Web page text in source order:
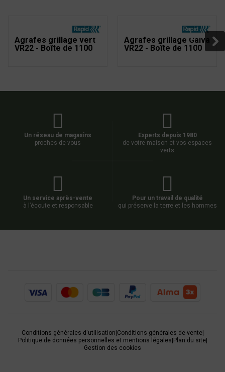
Agrafes grillage vert
VR22 - Boîte de 1100
Agrafes grillage Galva
VR22 - Boîte de 1100
Un réseau de magasins
proches de vous
Experts depuis 1980
de votre maison et vos espaces
verts
Un service après-vente
à l’écoute et responsable
Pour un travail de qualité
qui préserve la terre et les hommes
Conditions générales d'utilisation Conditions générales de vente|
Politique de données personnelles et mentions légales Plan du site|
Gestion des cookies